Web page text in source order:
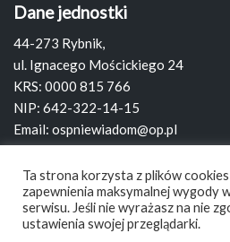
Dane jednostki
44-273 Rybnik,
ul. Ignacego Mościckiego 24
KRS: 0000 815 766
NIP: 642-322-14-15
Email: ospniewiadom@op.pl
Strona:www.ospniewiadom.pl
Szukaj
Ta strona korzysta z plików
zapewnienia maksymalnej wygody
serwisu. Jeśli nie wyrażasz na nie
ustawienia swojej przeglądarki.